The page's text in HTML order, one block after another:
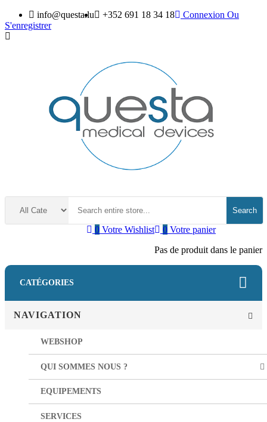
info@questa.lu +352 691 18 34 18 Connexion Ou
S'enregistrer
Search
0 Votre panier
Pas de produit dans le panier
0 Votre Wishlist
CATÉGORIES
NAVIGATION
WEBSHOP
QUI SOMMES NOUS ?
EQUIPEMENTS
SERVICES